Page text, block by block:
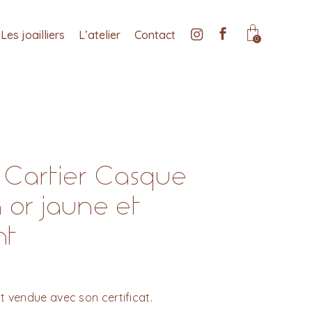
Les joailliers L’atelier Contact 0
Casque
or jaune et
vendue avec son certificat.